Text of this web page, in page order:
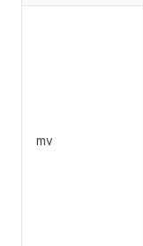
mv